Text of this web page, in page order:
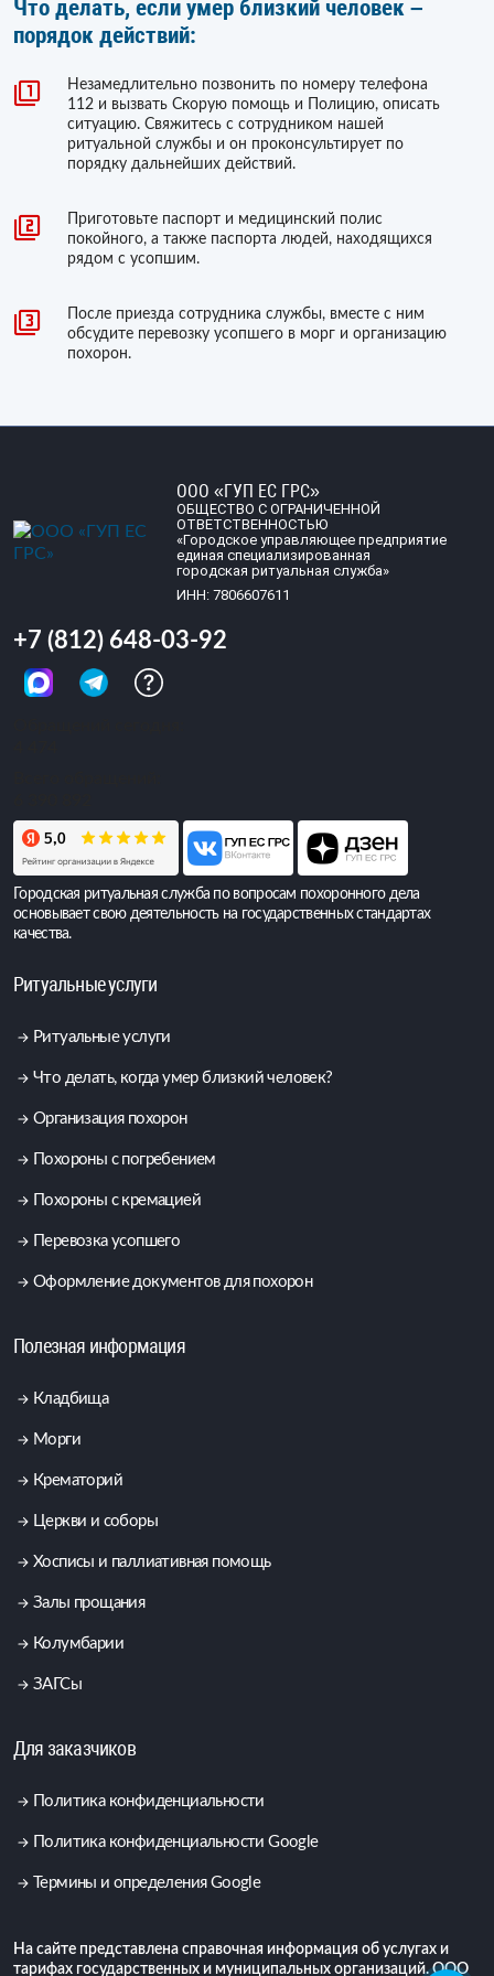
Что делать, если умер близкий человек –
порядок действий:
Незамедлительно позвонить по номеру телефона
112 и вызвать Скорую помощь и Полицию, описать
ситуацию. Свяжитесь с сотрудником нашей
ритуальной службы и он проконсультирует по
порядку дальнейших действий.
Приготовьте паспорт и медицинский полис
покойного, а также паспорта людей, находящихся
рядом с усопшим.
После приезда сотрудника службы, вместе с ним
обсудите перевозку усопшего в морг и организацию
похорон.
ООО «ГУП ЕС ГРС»
ОБЩЕСТВО С ОГРАНИЧЕННОЙ
ОТВЕТСТВЕННОСТЬЮ
«Городское управляющее предприятие
единая специализированная
городская ритуальная служба»
ИНН: 7806607611
+7 (812) 648-03-92
Городская ритуальная служба по вопросам похоронного дела
основывает свою деятельность на государственных стандартах
качества.
Ритуальные услуги
Ритуальные услуги
Что делать, когда умер близкий человек?
Организация похорон
Похороны с погребением
Похороны с кремацией
Перевозка усопшего
Оформление документов для похорон
Полезная информация
Кладбища
Морги
Крематорий
Церкви и соборы
Хосписы и паллиативная помощь
Залы прощания
Колумбарии
ЗАГСы
Для заказчиков
Политика конфиденциальности
Политика конфиденциальности Google
Термины и определения Google
На сайте представлена справочная информация об услугах и
тарифах государственных и муниципальных организаций. ООО